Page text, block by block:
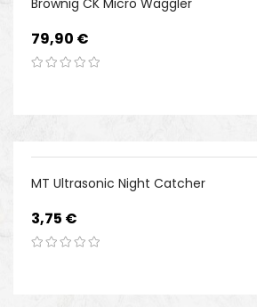
Preis
79,90 €
MT Ultrasonic Night Catcher
Preis
3,75 €